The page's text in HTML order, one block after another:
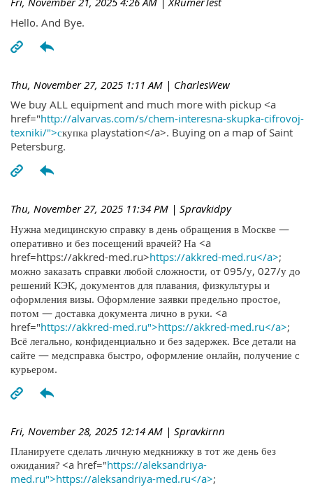
Hello. And Bye.
Thu, November 27, 2025 1:11 AM | CharlesWew
We buy ALL equipment and much more with pickup <a
href="http://alvarvas.com/s/chem-interesna-skupka-cifrovoj-
texniki/">скупка playstation</a>. Buying on a map of Saint
Petersburg.
Thu, November 27, 2025 11:34 PM | Spravkidpy
Нужна медицинскую справку в день обращения в Москве —
оперативно и без посещений врачей? На <a
href=https://akkred-med.ru>https://akkred-med.ru</a>;
можно заказать справки любой сложности, от 095/у, 027/у до
решений КЭК, документов для плавания, физкультуры и
оформления визы. Оформление заявки предельно простое,
потом — доставка документа лично в руки. <a
href="https://akkred-med.ru">https://akkred-med.ru</a>;
Всё легально, конфиденциально и без задержек. Все детали на
сайте — медсправка быстро, оформление онлайн, получение с
курьером.
Fri, November 28, 2025 12:14 AM | Spravkirnn
Планируете сделать личную медкнижку в тот же день без
ожидания? <a href="https://aleksandriya-
med.ru">https://aleksandriya-med.ru</a>;